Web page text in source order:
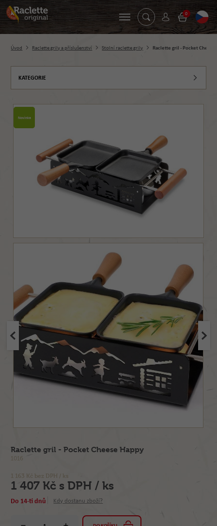
0
Úvod Raclette grily a příslušenství Stolní raclette grily Raclette gril - Pocket Cheese
KATEGORIE
Novinka
Raclette gril - Pocket Cheese Happy
1016
1 163 Kč bez DPH / ks
1 407 Kč s DPH / ks
Do 14-ti dnů Kdy dostanu zboží?